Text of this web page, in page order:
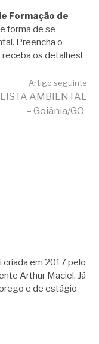
Formação de
forma de se
Preencha o
receba os detalhes!
Artigo seguinte
AMBIENTAL
– Goiânia/GO
em 2017 pelo
Arthur Maciel. Já
e de estágio